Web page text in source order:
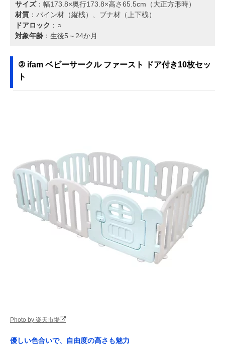
サイズ：幅173.8×奥行173.8×高さ65.5cm（大正方形時）
材質 ：パイン材（縦桟）、ブナ材（上下桟）
ドアロック ：○
対象年齢 ：生後5～24か月
② ifam ベビーサークル ファースト ドア付き10枚セッ
ト
Photo by 楽天市場
優しい色合いで、自由度の高さも魅力